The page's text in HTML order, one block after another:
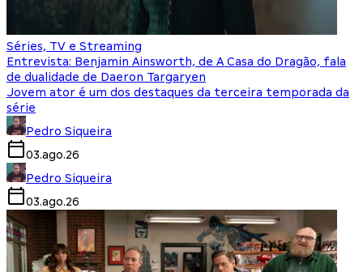
Séries, TV e Streaming
Entrevista: Benjamin Ainsworth, de A Casa do Dragão, fala
de dualidade de Daeron Targaryen
Jovem ator é um dos destaques da terceira temporada da
série
Pedro Siqueira
03.ago.26
Pedro Siqueira
03.ago.26